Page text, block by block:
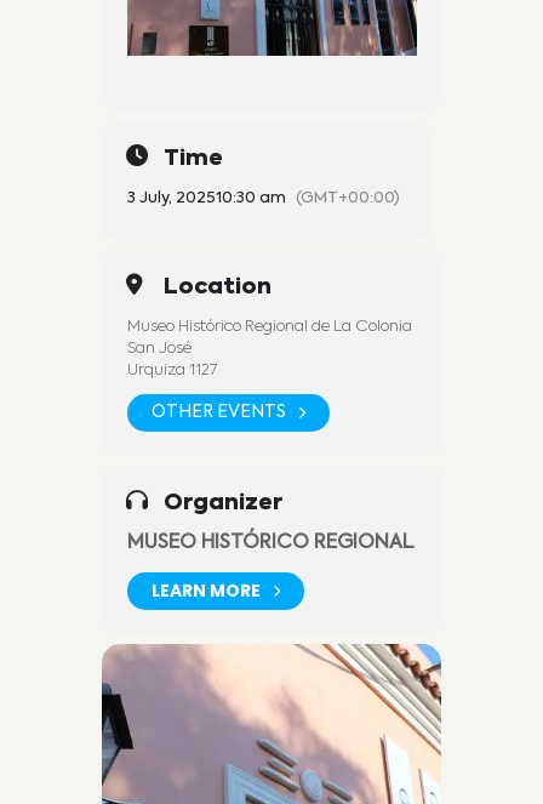
Time
3 July, 202510:30 am (GMT+00:00)
Location
Museo Histórico Regional de La Colonia
San José
Urquiza 1127
OTHER EVENTS
Organizer
MUSEO HISTÓRICO REGIONAL
LEARN MORE